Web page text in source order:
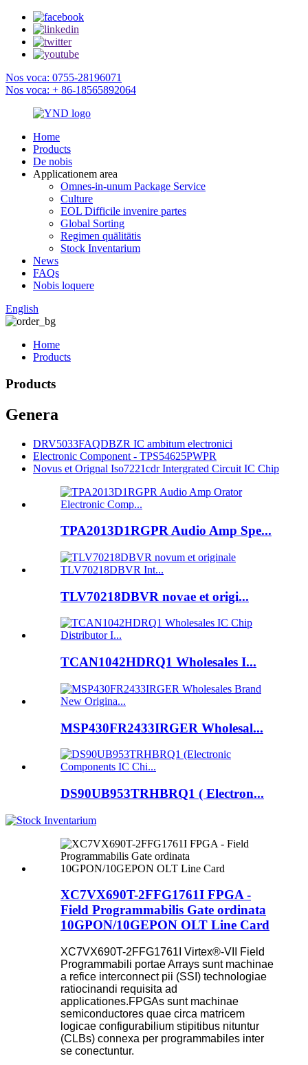
Nos voca: 0755-28196071
Nos voca: + 86-18565892064
Home
Products
De nobis
Applicationem area
Omnes-in-unum Package Service
Culture
EOL Difficile invenire partes
Global Sorting
Regimen quālitātis
Stock Inventarium
News
FAQs
Nobis loquere
English
Home
Products
Products
Genera
DRV5033FAQDBZR IC ambitum electronici
Electronic Component - TPS54625PWPR
Novus et Orignal Iso7221cdr Intergrated Circuit IC Chip
TPA2013D1RGPR Audio Amp Spe...
TLV70218DBVR novae et origi...
TCAN1042HDRQ1 Wholesales I...
MSP430FR2433IRGER Wholesal...
DS90UB953TRHBRQ1 ( Electron...
XC7VX690T-2FFG1761I FPGA -
Field Programmabilis Gate ordinata
10GPON/10GEPON OLT Line Card
XC7VX690T-2FFG1761I Virtex®-VII Field
Programmabili portae Arrays sunt machinae
a refice interconnect pii (SSI) technologiae
ratiocinandi requisita ad
applicationes.FPGAs sunt machinae
semiconductores quae circa matricem
logicae configurabilium stipitibus nituntur
(CLBs) connexa per programmabiles inter
se conectuntur.